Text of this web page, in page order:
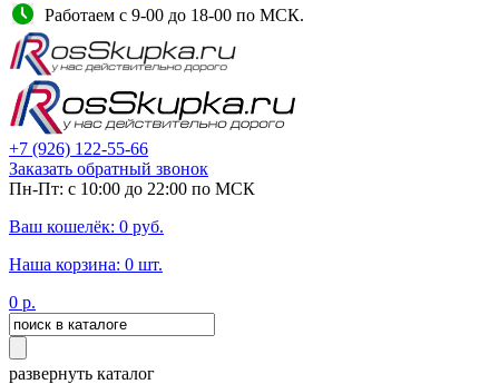
Работаем с 9-00 до 18-00 по МСК.
+7 (926) 122-55-66
Заказать обратный звонок
Пн-Пт: с 10:00 до 22:00 по МСК
Ваш кошелёк: 0 руб.
Наша корзина: 0 шт.
0 р.
развернуть каталог